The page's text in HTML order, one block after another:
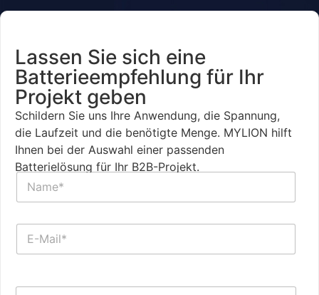
Lassen Sie sich eine
Batterieempfehlung für Ihr
Projekt geben
Schildern Sie uns Ihre Anwendung, die Spannung,
die Laufzeit und die benötigte Menge. MYLION hilft
Ihnen bei der Auswahl einer passenden
Batterielösung für Ihr B2B-Projekt.
A
n
*
N
m
E
M
i
o